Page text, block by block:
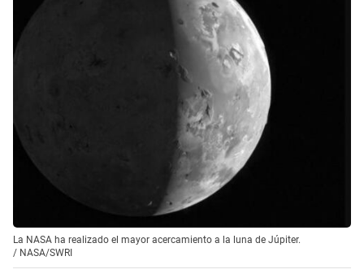
La NASA ha realizado el mayor acercamiento a la luna de Júpiter.
/ NASA/SWRI